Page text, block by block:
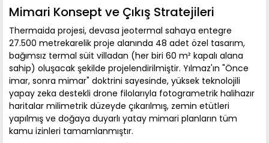
Mimari Konsept ve Çıkış Stratejileri
Thermaida projesi, devasa jeotermal sahaya entegre
27.500 metrekarelik proje alanında 48 adet özel tasarım,
bağımsız termal süit villadan (her biri 60 m² kapalı alana
sahip) oluşacak şekilde projelendirilmiştir. Yılmaz'ın "Önce
imar, sonra mimar" doktrini sayesinde, yüksek teknolojili
yapay zeka destekli drone filolarıyla fotogrametrik halihazır
haritalar milimetrik düzeyde çıkarılmış, zemin etütleri
yapılmış ve doğaya duyarlı yatay mimari planların tüm
kamu izinleri tamamlanmıştır.